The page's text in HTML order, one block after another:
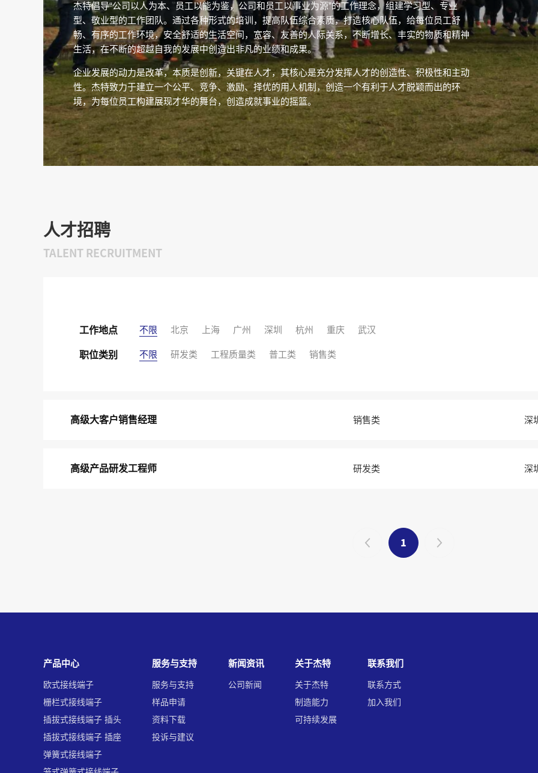
杰特倡导“公司以人为本、员工以能为鉴，公司和员工以事业为源”的工作理念，组建学习型、专业
型、敬业型的工作团队。通过各种形式的培训，提高队伍综合素质，打造核心队伍，给每位员工舒
畅、有序的工作环境，安全舒适的生活空间，宽容、友善的人际关系，不断增长、丰实的物质和精神
生活，在不断的超越自我的发展中创造出非凡的业绩和成果。
企业发展的动力是改革，本质是创新，关键在人才，其核心是充分发挥人才的创造性、积极性和主动
性。杰特致力于建立一个公平、竞争、激励、择优的用人机制，创造一个有利于人才脱颖而出的环
境，为每位员工构建展现才华的舞台，创造成就事业的摇篮。
人才招聘
TALENT RECRUITMENT
工作地点 不限 北京 上海 广州 深圳 杭州 重庆 武汉
职位类别 不限 研发类 工程质量类 普工类 销售类
高级大客户销售经理 销售类 深
高级产品研发工程师 研发类 深
1
产品中心
欧式接线端子
栅栏式接线端子
插拔式接线端子 插头
插拔式接线端子 插座
弹簧式接线端子
服务与支持
服务与支持
样品申请
资料下载
投诉与建议
新闻资讯
公司新闻
关于杰特
关于杰特
制造能力
可持续发展
联系我们
联系方式
加入我们